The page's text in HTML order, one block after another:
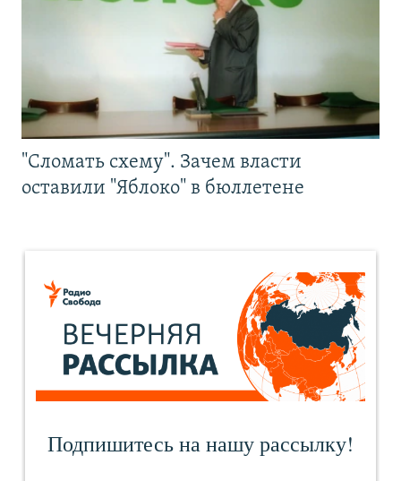
"Сломать схему". Зачем власти
оставили "Яблоко" в бюллетене